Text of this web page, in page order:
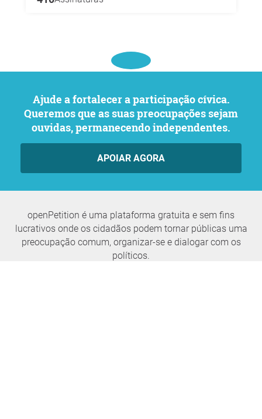
Ajude a fortalecer a participação cívica.
Queremos que as suas preocupações sejam
ouvidas, permanecendo independentes.
APOIAR AGORA
openPetition é uma plataforma gratuita e sem fins
lucrativos onde os cidadãos podem tornar públicas uma
preocupação comum, organizar-se e dialogar com os
políticos.